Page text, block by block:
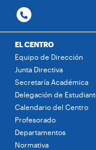
EL CENTRO
Equipo de Dirección
Junta Directiva
Secretaría Académica
Delegación de
Calendario del Centro
Profesorado
Departamentos
Normativa